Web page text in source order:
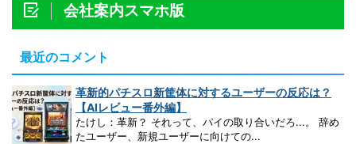
会社案内スマホ版
最近のコメント
革新的パチスロ新筐体に対するユーザーの反応は？
【AIレビュー番外編】
たけし：革新？ それって、パイの取り合いだろ...。 辞め
たユーザー、新規ユーザーに向けての...